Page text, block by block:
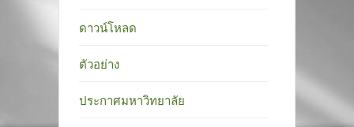
ดาวน์โหลด
ตัวอย่าง
ประกาศมหาวิทยาลัย